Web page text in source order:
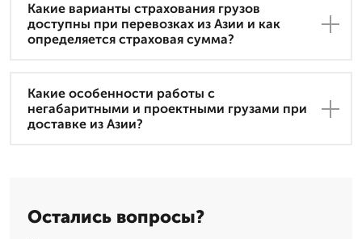
Какие варианты страхования грузов
доступны при перевозках из Азии и как
определяется страховая сумма?
Какие особенности работы с
негабаритными и проектными грузами при
доставке из Азии?
Остались вопросы?